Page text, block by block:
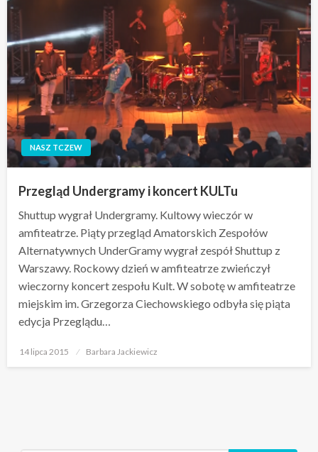
NASZ TCZEW
Przegląd Undergramy i koncert KULTu
Shuttup wygrał Undergramy. Kultowy wieczór w
amfiteatrze. Piąty przegląd Amatorskich Zespołów
Alternatywnych UnderGramy wygrał zespół Shuttup z
Warszawy. Rockowy dzień w amfiteatrze zwieńczył
wieczorny koncert zespołu Kult. W sobotę w amfiteatrze
miejskim im. Grzegorza Ciechowskiego odbyła się piąta
edycja Przeglądu…
Opublikowane
14 lipca 2015 Barbara Jackiewicz